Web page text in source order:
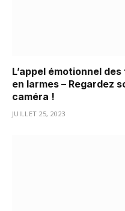
L’appel émotionnel
en larmes – Regardez
caméra !
JUILLET 25, 2023